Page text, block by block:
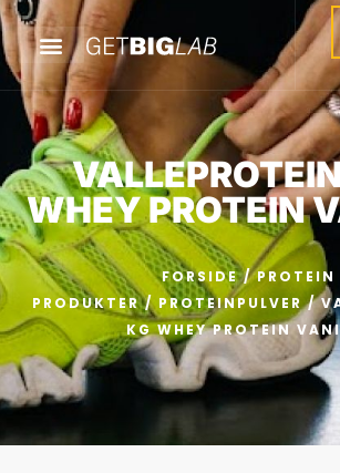
WHEY PROTEIN
FORSIDE/PROTEIN
PRODUKTER/ PROTEINPULVER/
KG WHEY PROTEIN